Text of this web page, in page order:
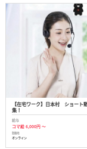
【在宅ワーク】日本村 ショー
集！
給与
コマ給 6,000円 ～
勤務地
オンライン